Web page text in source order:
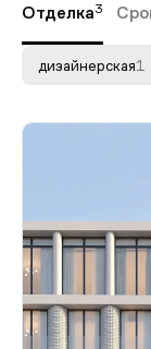
Отделка3
дизайнерская1